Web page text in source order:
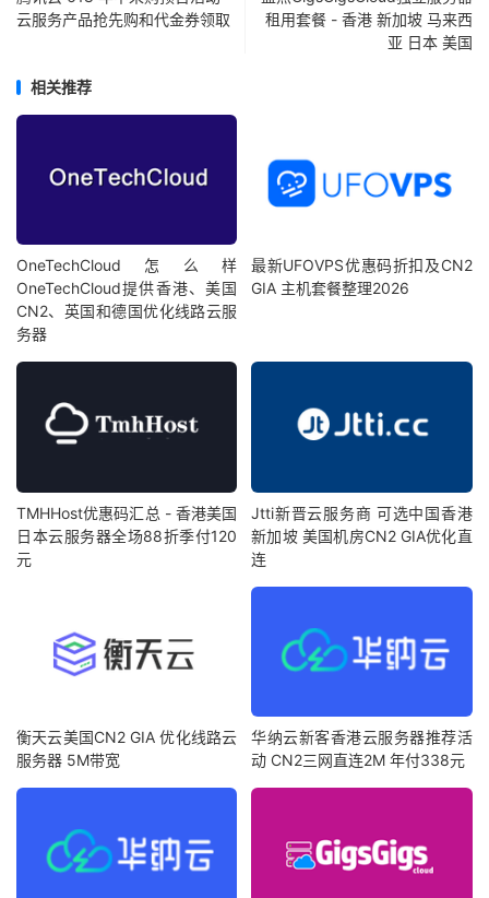
云服务产品抢先购和代金券领取
租用套餐 - 香港 新加坡 马来西
亚 日本 美国
相关推荐
OneTechCloud怎么样
OneTechCloud提供香港、美国
CN2、英国和德国优化线路云服
务器
最新UFOVPS优惠码折扣及CN2
GIA 主机套餐整理2026
TMHHost优惠码汇总 - 香港美国
日本云服务器全场88折季付120
元
Jtti新晋云服务商 可选中国香港
新加坡 美国机房CN2 GIA优化直
连
衡天云美国CN2 GIA 优化线路云
服务器 5M带宽
华纳云新客香港云服务器推荐活
动 CN2三网直连2M 年付338元